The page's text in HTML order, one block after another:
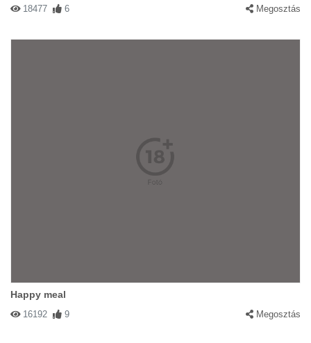
18477 6 Megosztás
Happy meal
16192 9 Megosztás